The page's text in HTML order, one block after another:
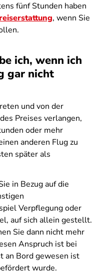
fünf Stunden haben
, wenn Sie
ich, wenn ich
gar nicht
und von der
Preises verlangen,
oder mehr
anderen Flug zu
später als
in Bezug auf die
Verpflegung oder
auf sich allein gestellt.
Sie dann nicht mehr
Anspruch ist bei
an Bord gewesen ist
wurde.